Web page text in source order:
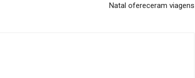
Natal ofereceram viagens